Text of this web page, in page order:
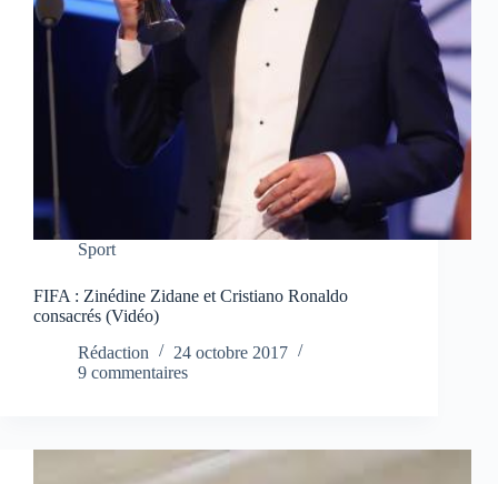
Sport
FIFA : Zinédine Zidane et Cristiano Ronaldo
consacrés (Vidéo)
Rédaction
24 octobre 2017
9 commentaires